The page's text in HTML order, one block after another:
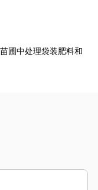
圃中处理袋装肥料和